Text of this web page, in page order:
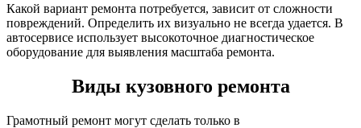
Какой вариант ремонта потребуется, зависит от сложности
повреждений. Определить их визуально не всегда удается. В
автосервисе использует высокоточное диагностическое
оборудование для выявления масштаба ремонта.
Виды кузовного ремонта
Грамотный ремонт могут сделать только в